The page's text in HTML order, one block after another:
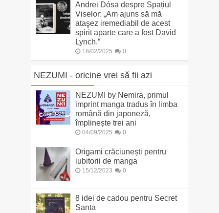
Andrei Dósa despre Spațiul
Viselor: „Am ajuns să mă
ataşez iremediabil de acest
spirit aparte care a fost David
Lynch.”
18/02/2025 0
NEZUMI - oricine vrei să fii azi
NEZUMI by Nemira, primul
imprint manga tradus în limba
română din japoneză,
împlinește trei ani
04/09/2025 0
Origami crăciunești pentru
iubitorii de manga
15/12/2023 0
8 idei de cadou pentru Secret
Santa